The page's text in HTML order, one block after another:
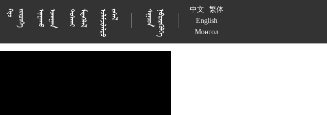








  










  












  













  














  中文 |繁体
English
Монгол